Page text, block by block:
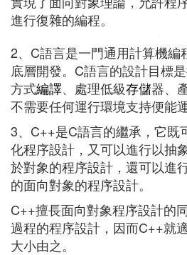
進行復雜的編程。
2、C語言是一門通用計算機編
底層開發。C語言的設計目標
方式編譯、處理低級存儲器、
不需要任何運行環境支持便能
3、C++是C語言的繼承，它既
化程序設計，又可以進行以抽
於對象的程序設計，還可以進
的面向對象的程序設計。
C++擅長面向對象程序設計的
過程的程序設計，因而C++就
大小由之。